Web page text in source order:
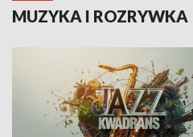
MUZYKA I ROZRYWKA